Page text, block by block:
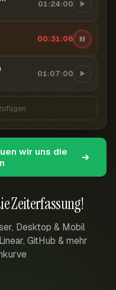
Zeiterfassung!
Desktop & Mobil
GitHub & mehr
01:24:00
00:31:06
01:07:00
wir uns die